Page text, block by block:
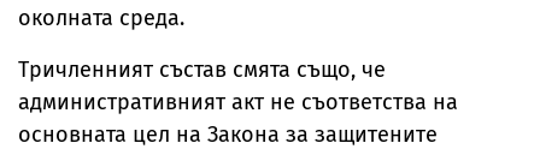
околната среда.
Тричленният състав смята също, че
административният акт не съответства на
основната цел на Закона за защитените